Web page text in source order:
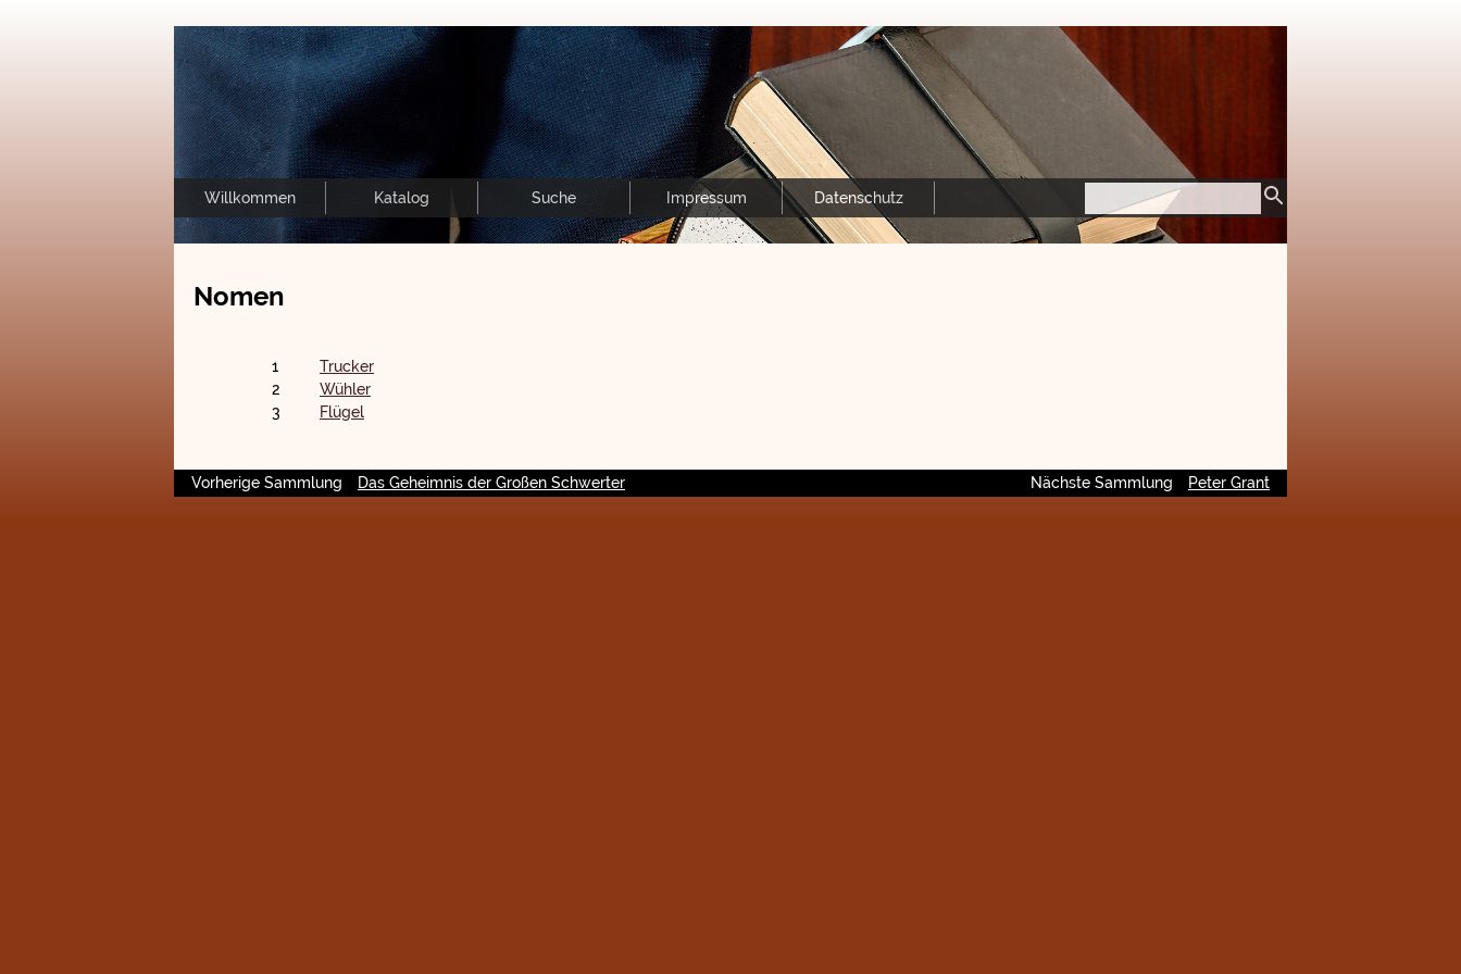
Willkommen Katalog Suche Impressum Datenschutz
Nomen
1
Trucker
2
Wühler
3
Flügel
Vorherige Sammlung Das Geheimnis der Großen Schwerter Nächste Sammlung Peter Grant